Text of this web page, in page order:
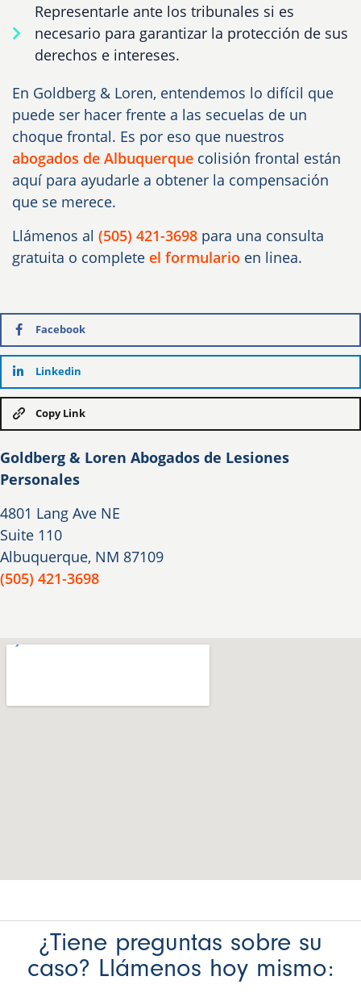
Representarle ante los tribunales si es
necesario para garantizar la protección de sus
derechos e intereses.
En Goldberg & Loren, entendemos lo difícil que
puede ser hacer frente a las secuelas de un
choque frontal. Es por eso que nuestros
abogados de Albuquerque colisión frontal están
aquí para ayudarle a obtener la compensación
que se merece.
Llámenos al (505) 421-3698 para una consulta
gratuita o complete el formulario en linea.
Facebook
Linkedin
Copy Link
Goldberg & Loren Abogados de Lesiones
Personales
4801 Lang Ave NE
Suite 110
Albuquerque, NM 87109
(505) 421-3698
¿Tiene preguntas sobre su
caso? Llámenos hoy mismo: